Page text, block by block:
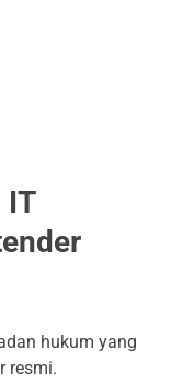
IT
hukum yang
resmi.